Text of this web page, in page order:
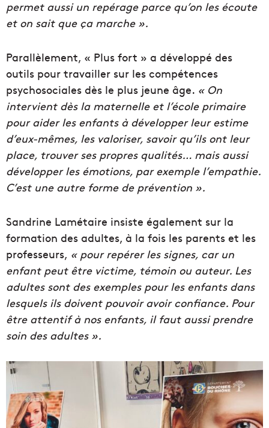
permet aussi un repérage parce qu’on les écoute
et on sait que ça marche ».
Parallèlement, « Plus fort » a développé des
outils pour travailler sur les compétences
psychosociales dès le plus jeune âge. « On
intervient dès la maternelle et l’école primaire
pour aider les enfants à développer leur estime
d’eux-mêmes, les valoriser, savoir qu’ils ont leur
place, trouver ses propres qualités… mais aussi
développer les émotions, par exemple l’empathie.
C’est une autre forme de prévention ».
Sandrine Lamétaire insiste également sur la
formation des adultes, à la fois les parents et les
professeurs, « pour repérer les signes, car un
enfant peut être victime, témoin ou auteur. Les
adultes sont des exemples pour les enfants dans
lesquels ils doivent pouvoir avoir confiance. Pour
être attentif à nos enfants, il faut aussi prendre
soin des adultes ».